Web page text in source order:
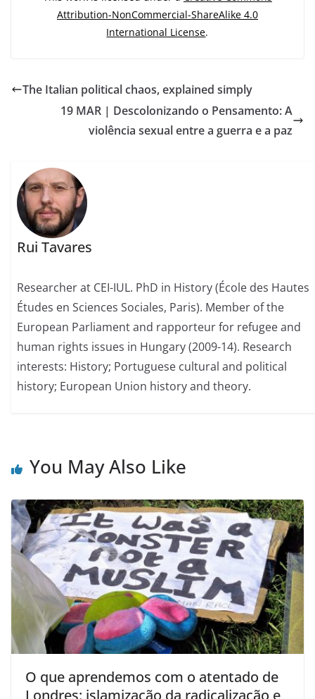
Attribution-NonCommercial-ShareAlike 4.0
International License.
The Italian political chaos, explained simply
19 MAR | Descolonizando o Pensamento: A
violência sexual entre a guerra e a paz
Rui Tavares
Researcher at CEI-IUL. PhD in History (École des Hautes
Études en Sciences Sociales, Paris). Member of the
European Parliament and rapporteur for refugee and
human rights issues in Hungary (2009-14). Research
interests: History; Portuguese cultural and political
history; European Union history and theory.
You May Also Like
O que aprendemos com o atentado de
Londres: islamização da radicalização e